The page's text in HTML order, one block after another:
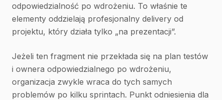
odpowiedzialność po wdrożeniu. To właśnie te
elementy oddzielają profesjonalny delivery od
projektu, który działa tylko „na prezentacji”.
Jeżeli ten fragment nie przekłada się na plan testów
i ownera odpowiedzialnego po wdrożeniu,
organizacja zwykle wraca do tych samych
problemów po kilku sprintach. Punkt odniesienia dla